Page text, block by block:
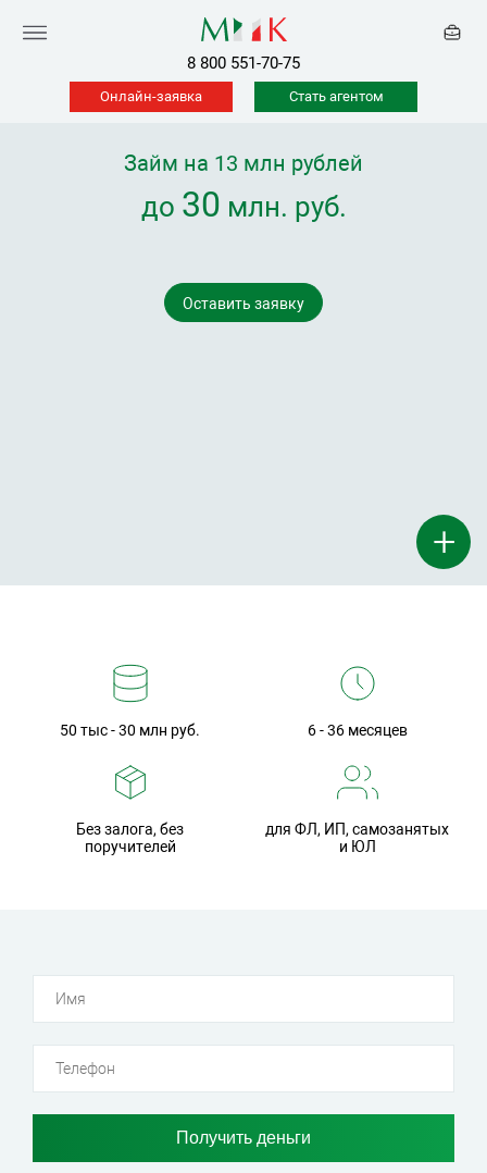
8 800 551-70-75
Онлайн-заявка Стать агентом
+
Оставить заявку
Займ на 13 млн рублей
до 30 млн. руб.
50 тыс - 30 млн руб. 6 - 36 месяцев
Без залога, без
поручителей
для ФЛ, ИП, самозанятых
и ЮЛ